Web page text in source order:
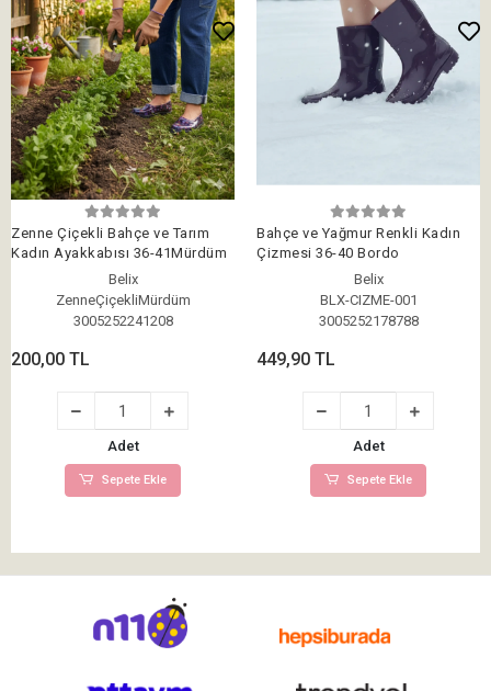
Zenne Çiçekli Bahçe ve Tarım
Kadın Ayakkabısı 36-41Mürdüm
Belix
ZenneÇiçekliMürdüm
3005252241208
200,00 TL
Adet
Sepete Ekle
Bahçe ve Yağmur Renkli Kadın
Çizmesi 36-40 Bordo
Belix
BLX-CIZME-001
3005252178788
449,90 TL
Adet
Sepete Ekle